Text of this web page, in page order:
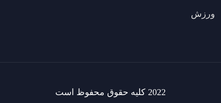
ورزش
2022 کلیه حقوق محفوظ است